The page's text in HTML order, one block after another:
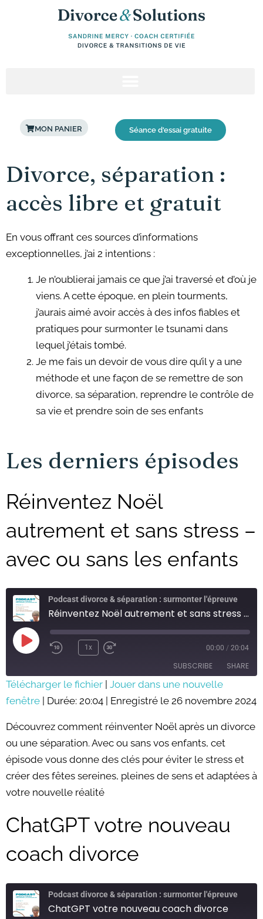
MON PANIER Séance d'essai gratuite
Divorce, séparation :
accès libre et gratuit
En vous offrant ces sources d’informations
exceptionnelles, j’ai 2 intentions :
Je n’oublierai jamais ce que j’ai traversé et d’où je
viens. A cette époque, en plein tourments,
j’aurais aimé avoir accès à des infos fiables et
pratiques pour surmonter le tsunami dans
lequel j’étais tombé.
Je me fais un devoir de vous dire qu’il y a une
méthode et une façon de se remettre de son
divorce, sa séparation, reprendre le contrôle de
sa vie et prendre soin de ses enfants
Les derniers épisodes
Réinventez Noël
autrement et sans stress –
avec ou sans les enfants
Podcast divorce & séparation : surmonter l'épreuve
Réinventez Noël autrement et sans stress - avec ou sans les enfants
Play
Episode
1x 00:00 / 20:04
SUBSCRIBE SHARE
SHARE
LINK
Télécharger le fichier Jouer dans une nouvelle
fenêtre
Durée: 20:04 Enregistré le 26 novembre 2024
Découvrez comment réinventer Noël après un divorce
ou une séparation. Avec ou sans vos enfants, cet
épisode vous donne des clés pour éviter le stress et
créer des fêtes sereines, pleines de sens et adaptées à
votre nouvelle réalité
ChatGPT votre nouveau
coach divorce
Podcast divorce & séparation : surmonter l'épreuve
ChatGPT votre nouveau coach divorce